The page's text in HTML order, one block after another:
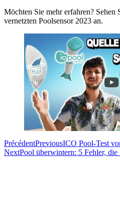
Möchten Sie mehr erfahren? Sehen
vernetzten Poolsensor 2023 an.
PrécédentPreviousICO Pool-Test
NextPool überwintern: 5 Fehler, die